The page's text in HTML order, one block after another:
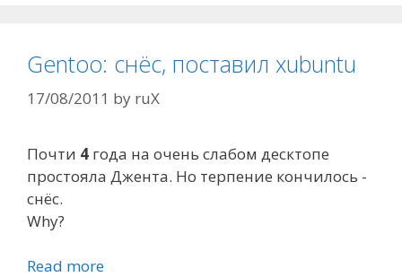
Gentoo: снёс, поставил xubuntu
17/08/2011 by ruX
Почти 4 года на очень слабом десктопе
простояла Джента. Но терпение кончилось -
снёс.
Why?
Read more